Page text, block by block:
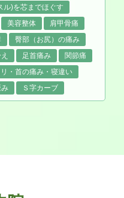
ル)を芯までほぐす
美容整体
肩甲骨痛
臀部（お尻）の痛み
足首痛み
関節痛
・首の痛み・寝違い
Ｓ字カーブ